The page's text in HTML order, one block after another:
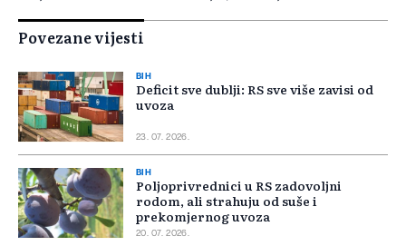
Povezane vijesti
BIH
Deficit sve dublji: RS sve više zavisi od
uvoza
23. 07. 2026.
BIH
Poljoprivrednici u RS zadovoljni
rodom, ali strahuju od suše i
prekomjernog uvoza
20. 07. 2026.